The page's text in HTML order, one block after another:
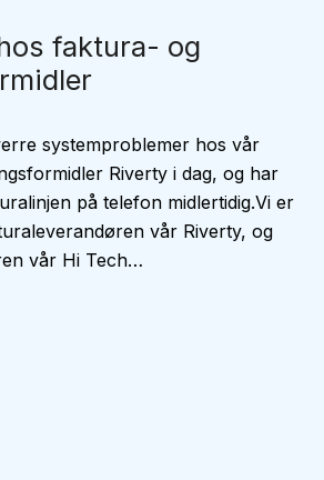
faktura- og
systemproblemer hos vår
Riverty i dag, og har
på telefon midlertidig.Vi er
vår Riverty, og
vår Hi Tech…